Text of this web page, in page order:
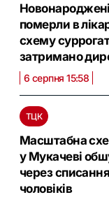
померли в
схему
затримано
6 серпня 15:58
ТЦК
Масштабна
у Мукачеві
через
чоловіків